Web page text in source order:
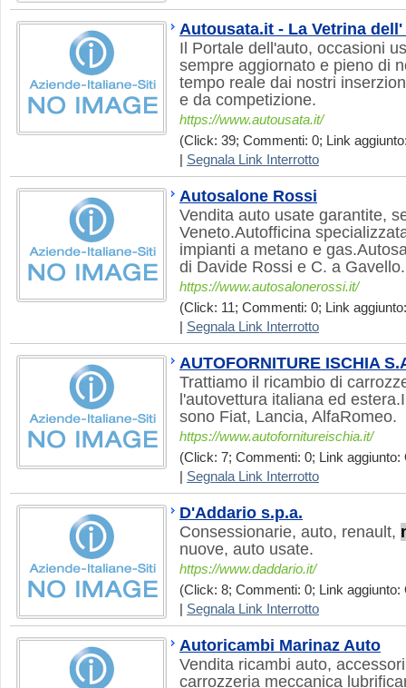
Autousata.it - La Vetrina
Il Portale dell'auto, occasioni
sempre aggiornato e pieno di
tempo reale dai nostri
e da competizione.
https://www.autousata.it/
(Click: 39; Commenti: 0; Link
Segnala Link Interrotto
Autosalone Rossi
Vendita auto usate garantite,
Veneto.Autofficina
impianti a metano e
di Davide Rossi e C. a Gavello.
https://www.autosalonerossi.it/
(Click: 11; Commenti: 0; Link
Segnala Link Interrotto
AUTOFORNITURE ISCHIA
Trattiamo il ricambio di
l'autovettura italiana ed
sono Fiat, Lancia, AlfaRomeo.
https://www.autofornitureischia.it/
(Click: 7; Commenti: 0; Link aggiunto:
Segnala Link Interrotto
D'Addario s.p.a.
Consessionarie, auto, renault,
nuove, auto usate.
https://www.daddario.it/
(Click: 8; Commenti: 0; Link aggiunto:
Segnala Link Interrotto
Autoricambi Marinaz Auto
Vendita ricambi auto,
carrozzeria meccanica